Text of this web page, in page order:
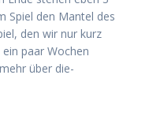
Spiel den Man­tel des
den wir nur kurz
paar Wochen
über die­